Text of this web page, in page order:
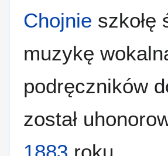
Chojnie szkołę
muzykę
podręczników
został